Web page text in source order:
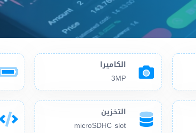
الكاميرا
3MP
التخزين
microSDHC slot